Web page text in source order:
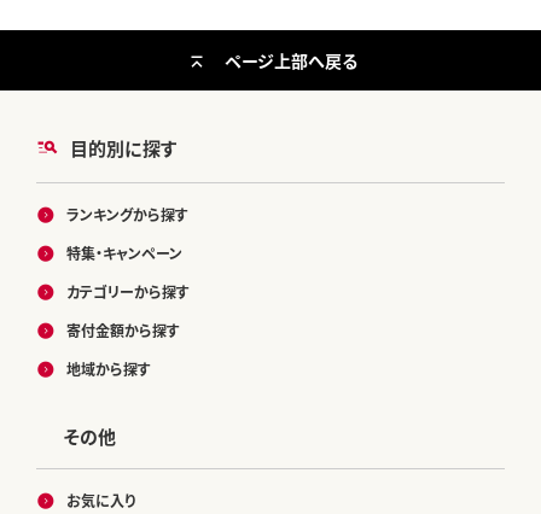
目的別に探す
ランキングから探す
特集・キャンペーン
カテゴリーから探す
寄付金額から探す
地域から探す
その他
お気に入り
ページ上部へ戻る